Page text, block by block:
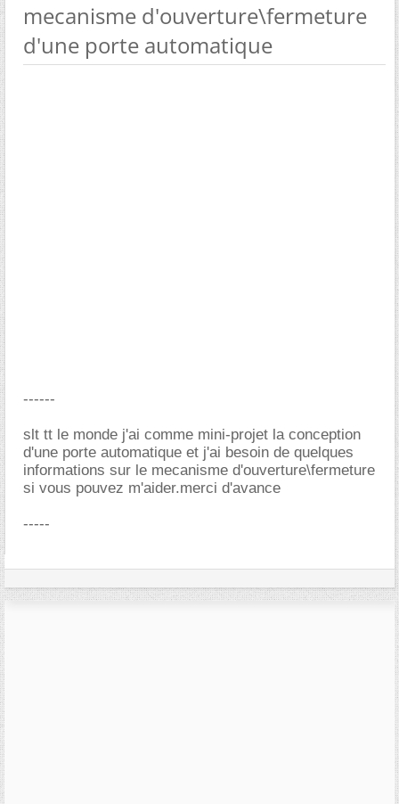
mecanisme d'ouverture\fermeture
d'une porte automatique
------
slt tt le monde j'ai comme mini-projet la conception
d'une porte automatique et j'ai besoin de quelques
informations sur le mecanisme d'ouverture\fermeture
si vous pouvez m'aider.merci d'avance
-----